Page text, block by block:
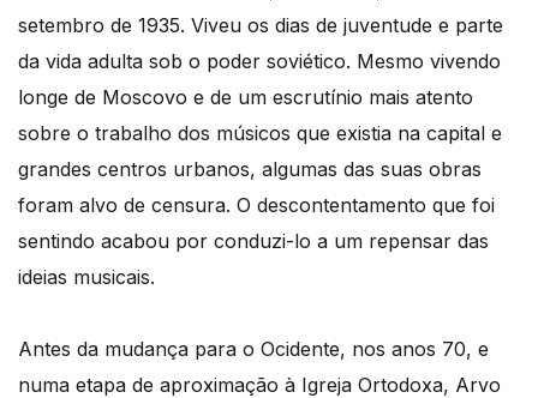
setembro de 1935. Viveu os dias de juventude e parte
da vida adulta sob o poder soviético. Mesmo vivendo
longe de Moscovo e de um escrutínio mais atento
sobre o trabalho dos músicos que existia na capital e
grandes centros urbanos, algumas das suas obras
foram alvo de censura. O descontentamento que foi
sentindo acabou por conduzi-lo a um repensar das
ideias musicais.
Antes da mudança para o Ocidente, nos anos 70, e
numa etapa de aproximação à Igreja Ortodoxa, Arvo